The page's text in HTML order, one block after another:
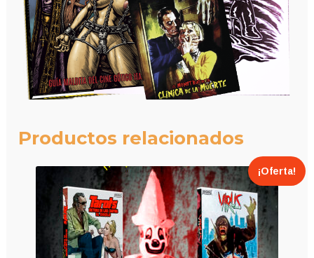
Productos relacionados
¡Oferta!